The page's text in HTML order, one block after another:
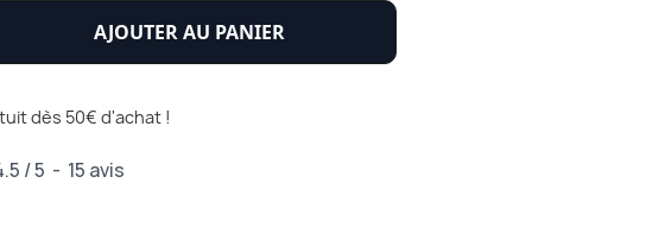
AJOUTER AU PANIER
dès 50€ d'achat !
/5 - 15 avis